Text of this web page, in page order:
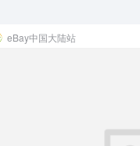
eBay中国大陆站